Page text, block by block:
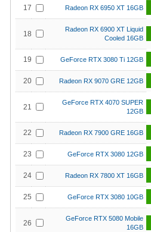
17 Radeon RX 6950 XT 16GB
18
Radeon RX 6900 XT Liquid
Cooled 16GB
19 GeForce RTX 3080 Ti 12GB
20 Radeon RX 9070 GRE 12GB
21
GeForce RTX 4070 SUPER
12GB
22 Radeon RX 7900 GRE 16GB
23 GeForce RTX 3080 12GB
24 Radeon RX 7800 XT 16GB
25 GeForce RTX 3080 10GB
26
GeForce RTX 5080 Mobile
16GB